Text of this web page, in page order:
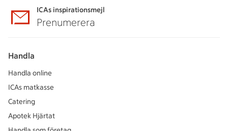
ICAs inspirationsmejl
Prenumerera
Handla
Handla online
ICAs matkasse
Catering
Apotek Hjärtat